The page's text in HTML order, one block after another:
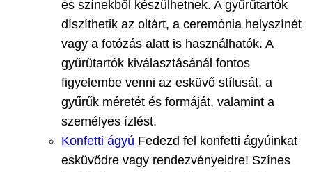
és színekből készülhetnek. A gyűrűtartók
díszíthetik az oltárt, a ceremónia helyszínét
vagy a fotózás alatt is használhatók. A
gyűrűtartók kiválasztásánál fontos
figyelembe venni az esküvő stílusát, a
gyűrűk méretét és formáját, valamint a
személyes ízlést.
Konfetti ágyú Fedezd fel konfetti ágyúinkat
esküvődre vagy rendezvényeidre! Színes